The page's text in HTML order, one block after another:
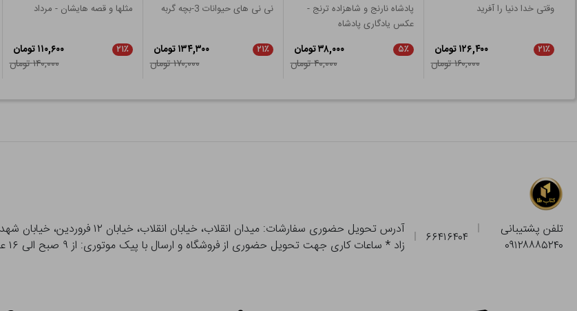
وقتی خدا دنیا را آفرید
۲۱٪
۱۲۶,۴۰۰ تومان
۱۶۰,۰۰۰ تومان
پادشاه نارنج و شاهزاده ترنج -
عکس یادگاری پادشاه
۵٪
۳۸,۰۰۰ تومان
۴۰,۰۰۰ تومان
نی نی های حیوانات 3-بچه گربه
۲۱٪
۱۳۴,۳۰۰ تومان
۱۷۰,۰۰۰ تومان
مثلها و قصه هایشان - مرداد
۲۱٪
۱۱۰,۶۰۰ تومان
۱۴۰,۰۰۰ تومان
تلفن پشتیبانی
۰۹۱۲۸۸۸۵۲۴۰
۶۶۴۱۶۴۰۴
زاد * ساعات کاری جهت تحویل حضوری از فروشگاه و ارسال با پیک موتوری: از ۹ صبح الی ۱۶ عصر و پنجشنبه ها تا ۱۲
بصورت حضوری از آدرس تحویل حضوری سفارش خود را بدون هیچ هزینه ای تحویل بگیرید.